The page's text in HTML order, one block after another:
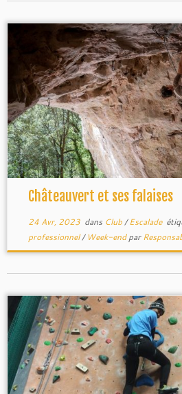
Châteauvert et ses falaises
24 Avr, 2023dans Club/Escalade
professionnel/ Week-endpar
GUCEM